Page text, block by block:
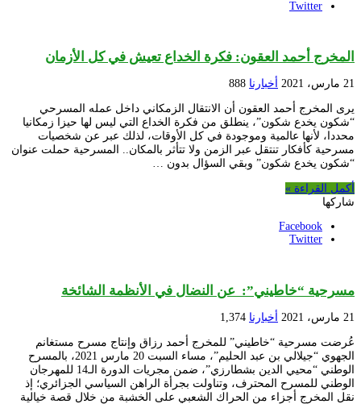
Twitter
المخرج أحمد العقون: فكرة الخداع تعيش في كل الأزمان
21 مارس، 2021 أخبارنا 888
يرى المخرج أحمد العقون أن الانتقال الزمكاني داخل عمله المسرحي
“شكون يخدع شكون”، ينطلق من فكرة الخداع التي ليس لها حيزا زمكانيا
محددا، لأنها عالمية وموجودة في كل الأوقات، لذلك عبر عن شخصيات
مسرحية كأفكار تنتقل عبر الزمن ولا تتأثر بالمكان.. المسرحية حملت عنوان
“شكون يخدع شكون” وبقي السؤال بدون …
أكمل القراءة »
شاركها
Facebook
Twitter
مسرحية “خاطيني”: عن النضال في الأنظمة الشائخة
21 مارس، 2021 أخبارنا 1,374
عُرضت مسرحية “خاطيني” للمخرج أحمد رزاق وإنتاج مسرح مستغانم
الجهوي “جيلالي بن عبد الحليم”، مساء السبت 20 مارس 2021، بالمسرح
الوطني “محيي الدين بشطارزي”، ضمن مجريات الدورة الـ14 للمهرجان
الوطني للمسرح المحترف، وتناولت بجرأة الراهن السياسي الجزائري؛ إذ
نقل المخرج أجزاء من الحراك الشعبي على الخشبة من خلال قصة خيالية